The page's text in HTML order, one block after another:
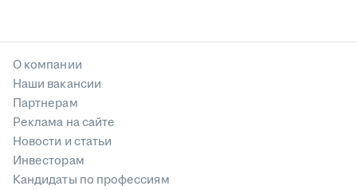
О компании
Наши вакансии
Партнерам
Реклама на сайте
Новости и статьи
Инвесторам
Кандидаты по профессиям